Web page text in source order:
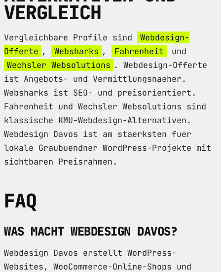
VERGLEICH
Vergleichbare Profile sind
Webdesign-
Offerte , Websharks , Fahrenheit
und
Wechsler Websolutions . Webdesign-Offerte
ist Angebots- und Vermittlungsnaeher.
Websharks ist SEO- und preisorientiert.
Fahrenheit und Wechsler Websolutions sind
klassische KMU-Webdesign-Alternativen.
Webdesign Davos ist am staerksten fuer
lokale Graubuendner WordPress-Projekte mit
sichtbaren Preisrahmen.
FAQ
WAS MACHT WEBDESIGN DAVOS?
Webdesign Davos erstellt WordPress-
Websites, WooCommerce-Online-Shops und